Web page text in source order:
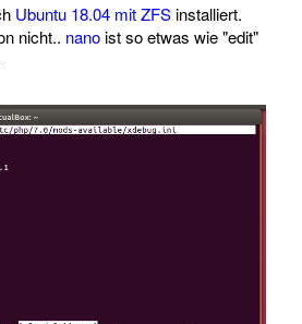
Ubuntu 18.04 mit ZFSinstalliert.
nicht.. nanoist so etwas wie "edit"